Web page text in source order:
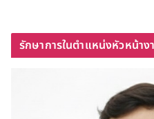
รักษาการในตำแหน่งหัวหน้า